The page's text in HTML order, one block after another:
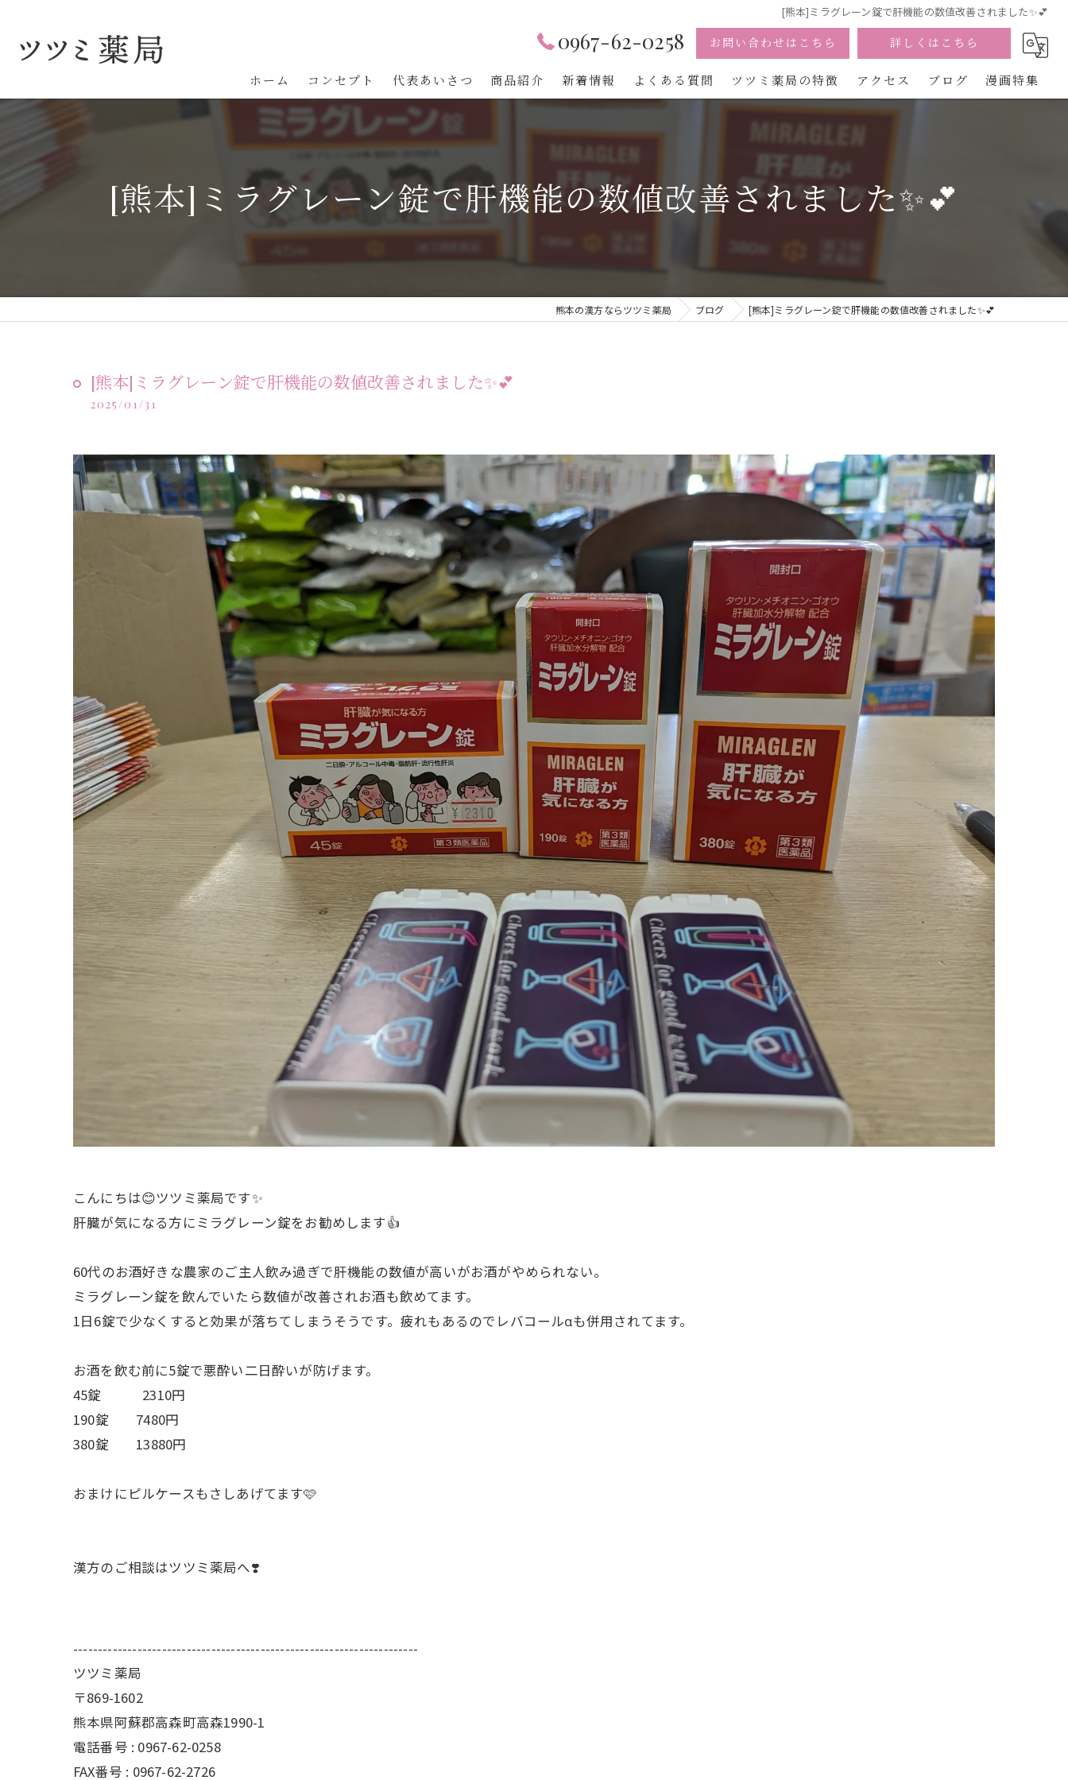
[熊本]ミラグレーン錠で肝機能の数値改善されました✨💕
0967-62-0258 お問い合わせはこちら 詳しくはこちら
ホーム コンセプト 代表あいさつ 商品紹介 新着情報 よくある質問 ツツミ薬局の特徴
カウンセリング
アクセス ブログ 漫画特集
[熊本]ミラグレーン錠で肝機能の数値改善されました✨💕
熊本の漢方ならツツミ薬局 ブログ [熊本]ミラグレーン錠で肝機能の数値改善されました✨💕
[熊本]ミラグレーン錠で肝機能の数値改善されました✨💕
2025/01/31
こんにちは😊ツツミ薬局です✨
肝臓が気になる方にミラグレーン錠をお勧めします👍
60代のお酒好きな農家のご主人飲み過ぎで肝機能の数値が高いがお酒がやめられない。
ミラグレーン錠を飲んでいたら数値が改善されお酒も飲めてます。
1日6錠で少なくすると効果が落ちてしまうそうです。疲れもあるのでレバコールαも併用されてます。
お酒を飲む前に5錠で悪酔い二日酔いが防げます。
45錠 2310円
190錠 7480円
380錠 13880円
おまけにピルケースもさしあげてます🩷
漢方のご相談はツツミ薬局へ❣️
----------------------------------------------------------------------
ツツミ薬局
〒869-1602
熊本県阿蘇郡高森町高森1990-1
電話番号 : 0967-62-0258
FAX番号 : 0967-62-2726